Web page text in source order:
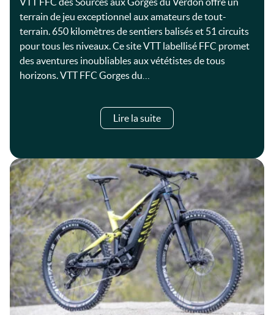
terrain de jeu exceptionnel aux amateurs de tout-
terrain. 650 kilomètres de sentiers balisés et 51 circuits
pour tous les niveaux. Ce site VTT labellisé FFC promet
des aventures inoubliables aux vététistes de tous
horizons. VTT FFC Gorges du…
Lire la suite